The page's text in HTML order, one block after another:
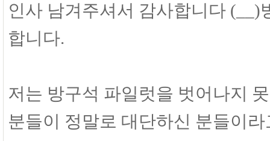
인사 남겨주셔서 감사합니다
합니다.
저는 방구석 파일럿을 벗어나지
분들이 정말로 대단하신 분들이